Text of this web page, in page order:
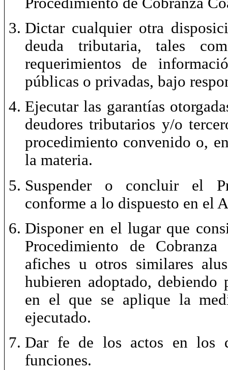
Dictar cualquier otra
deuda tributaria, tales
requerimientos de
públicas o privadas, bajo
Ejecutar las garantías
deudores tributarios y/o
procedimiento convenido o,
la materia.
Suspender o concluir
el
conforme a lo dispuesto en el
Disponer en el lugar que
Procedimiento de
afiches u otros similares
hubieren adoptado, debiendo
en el que se aplique la
ejecutado.
Dar fe de los actos en los
funciones.